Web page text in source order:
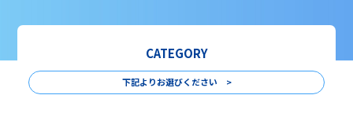
CATEGORY
下記よりお選びください >